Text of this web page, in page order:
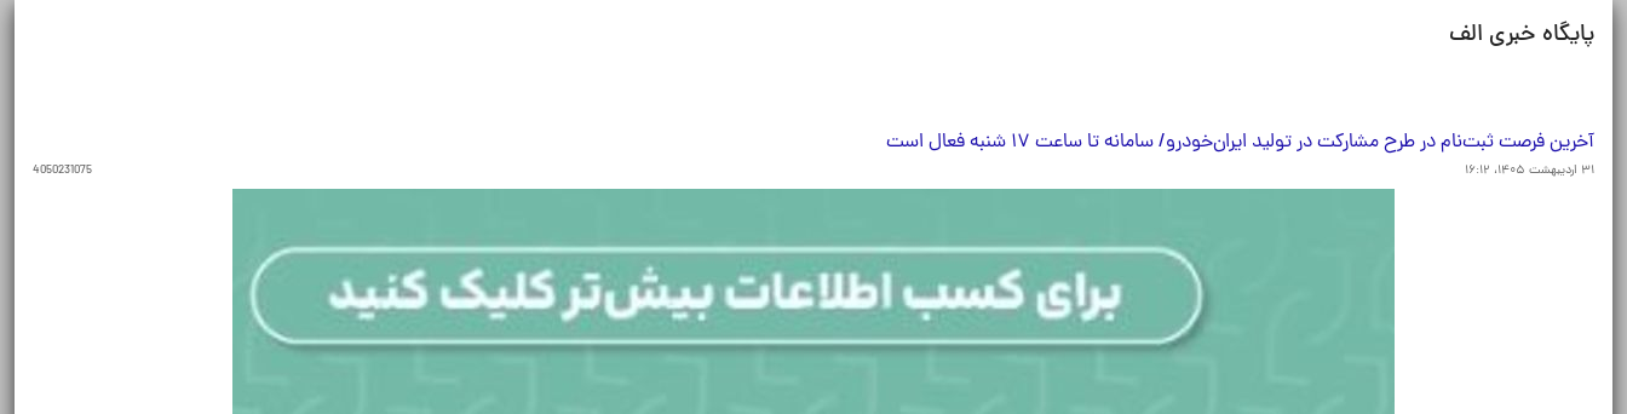
پایگاه خبری الف
آخرین فرصت ثبت‌نام در طرح مشارکت در تولید ایران‌خودرو/ سامانه تا ساعت ۱۷ شنبه فعال است
۳۱ اردیبهشت ۱۴۰۵، ۱۶:۱۲ 4050231075